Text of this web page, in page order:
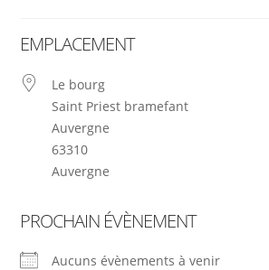
EMPLACEMENT
Le bourg
Saint Priest bramefant
Auvergne
63310
Auvergne
PROCHAIN ÉVÈNEMENT
Aucuns évènements à venir